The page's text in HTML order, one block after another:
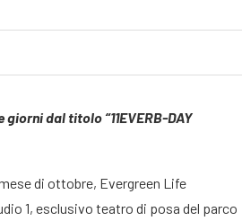
dal titolo “11EVERB-DAY
mese di ottobre, Evergreen Life
1, esclusivo teatro di posa del parco